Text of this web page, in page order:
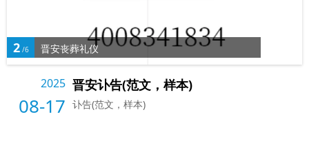
2/6 晋安丧葬礼仪
2025
08-17
晋安讣告(范文，样本)
讣告(范文，样本)